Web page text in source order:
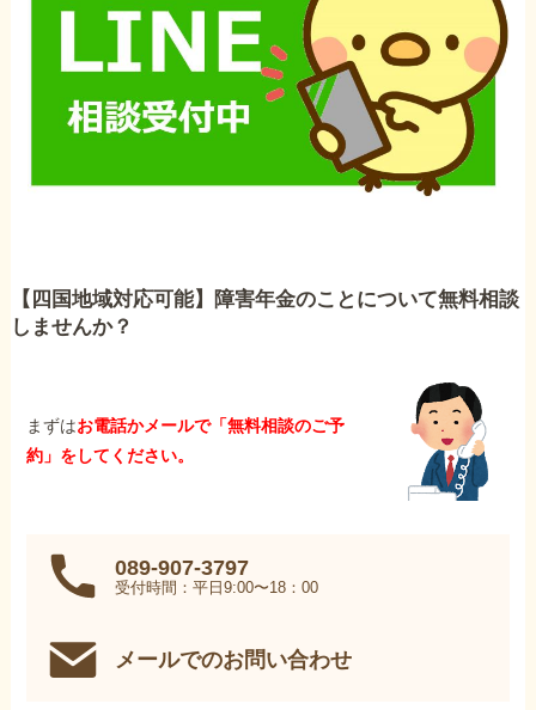
【四国地域対応可能】障害年金のことについて無料相談
しませんか？
まずはお電話かメールで「無料相談のご予
約」をしてください。
089-907-3797
受付時間：平日9:00〜18：00
メールでのお問い合わせ